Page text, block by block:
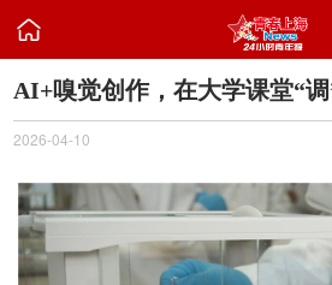

AI+嗅觉创作，在大学课堂“
2026-04-10